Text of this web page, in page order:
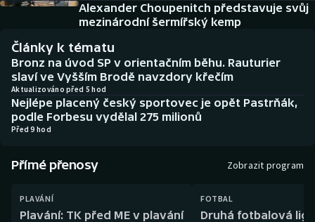
Baseball a softbal
Basketbal
Biatlon
Boby a skeleton
Dostihy
Soutěže
Historické návraty
Aplikace ČT sport
AZ kvíz
Alexander Choupenitch představuje svůj
mezinárodní šermířský kemp
Články k tématu
Bronz na úvod SP v orientačním běhu. Rauturier
slaví ve Vyšším Brodě navzdory křečím
Aktualizováno před 5 hod
Nejlépe placený český sportovec je opět Pastrňák,
podle Forbesu vydělal 275 milionů
Před 9 hod
Přímé přenosy Zobrazit program
PLAVÁNÍ
Plavání: TK před ME v plavání
FOTBAL
Druhá fotbalová